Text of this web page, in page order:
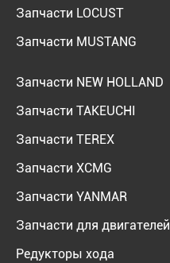
Запчасти LOCUST
Запчасти MUSTANG
Запчасти NEW HOLLAND
Запчасти TAKEUCHI
Запчасти TEREX
Запчасти XCMG
Запчасти YANMAR
Запчасти для двигателей
Редукторы хода